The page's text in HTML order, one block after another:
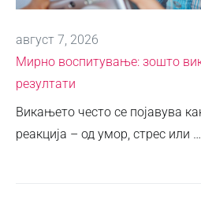
август 7, 2026
Мирно воспитување: зошто
резултати
Викањето често се појавува
реакција – од умор, стрес или …